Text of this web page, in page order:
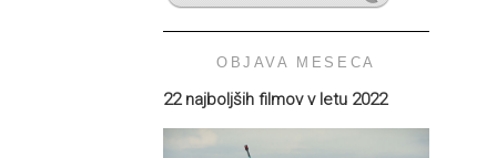
OBJAVA MESECA
22 najboljših filmov v letu 2022